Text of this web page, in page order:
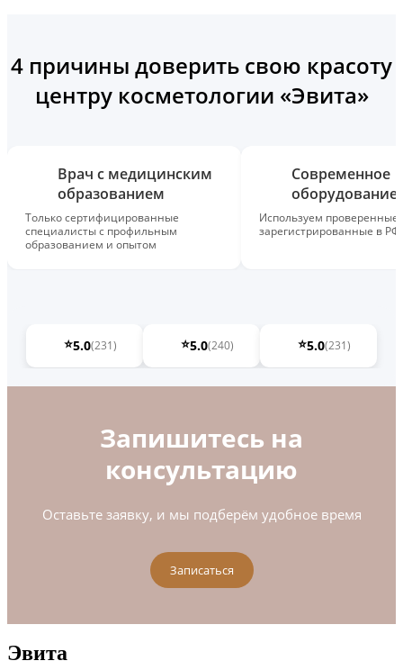
4 причины доверить свою красоту
центру косметологии «Эвита»
Врач с медицинским
образованием
Только сертифицированные
специалисты с профильным
образованием и опытом
Современное
оборудование
Используем проверенные,
зарегистрированные в
⭐5.0(231) ⭐5.0(240) ⭐5.0(231)
Запишитесь на
консультацию
Оставьте заявку, и мы подберём удобное время
Записаться
Эвита